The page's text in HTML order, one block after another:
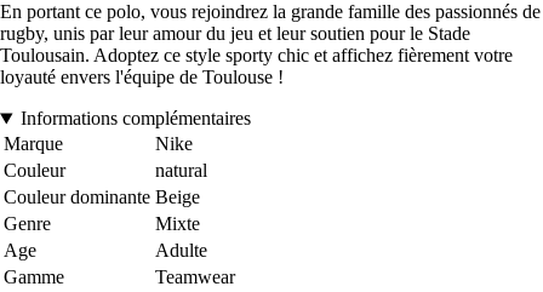
En portant ce polo, vous rejoindrez la grande famille des passionnés de
rugby, unis par leur amour du jeu et leur soutien pour le Stade
Toulousain. Adoptez ce style sporty chic et affichez fièrement votre
loyauté envers l'équipe de Toulouse !
Informations complémentaires
Marque
Nike
Couleur
natural
Couleur dominante Beige
Genre
Mixte
Age
Adulte
Gamme
Teamwear